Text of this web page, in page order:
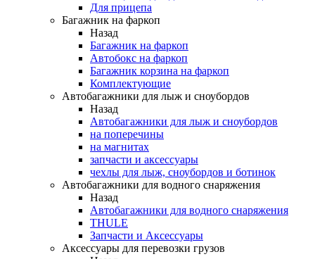
Для прицепа
Багажник на фаркоп
Назад
Багажник на фаркоп
Автобокс на фаркоп
Багажник корзина на фаркоп
Комплектующие
Автобагажники для лыж и сноубордов
Назад
Автобагажники для лыж и сноубордов
на поперечины
на магнитах
запчасти и аксессуары
чехлы для лыж, сноубордов и ботинок
Автобагажники для водного снаряжения
Назад
Автобагажники для водного снаряжения
THULE
Запчасти и Аксессуары
Аксессуары для перевозки грузов